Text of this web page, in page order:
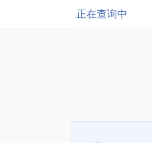
正在查询中